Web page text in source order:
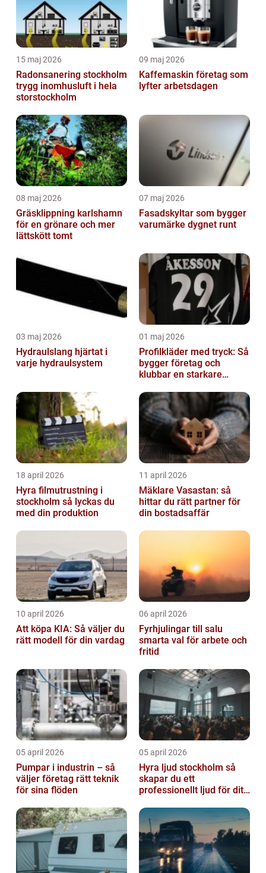
15 maj 2026
Radonsanering stockholm
trygg inomhusluft i hela
storstockholm
09 maj 2026
Kaffemaskin företag som
lyfter arbetsdagen
08 maj 2026
Gräsklippning karlshamn
för en grönare och mer
lättskött tomt
07 maj 2026
Fasadskyltar som bygger
varumärke dygnet runt
03 maj 2026
Hydraulslang hjärtat i
varje hydraulsystem
01 maj 2026
Profilkläder med tryck: Så
bygger företag och
klubbar en starkare
18 april 2026
Hyra filmutrustning i
stockholm så lyckas du
med din produktion
11 april 2026
Mäklare Vasastan: så
hittar du rätt partner för
din bostadsaffär
10 april 2026
Att köpa KIA: Så väljer du
rätt modell för din vardag
06 april 2026
Fyrhjulingar till salu
smarta val för arbete och
fritid
05 april 2026
Pumpar i industrin – så
väljer företag rätt teknik
för sina flöden
05 april 2026
Hyra ljud stockholm så
skapar du ett
professionellt ljud för ditt